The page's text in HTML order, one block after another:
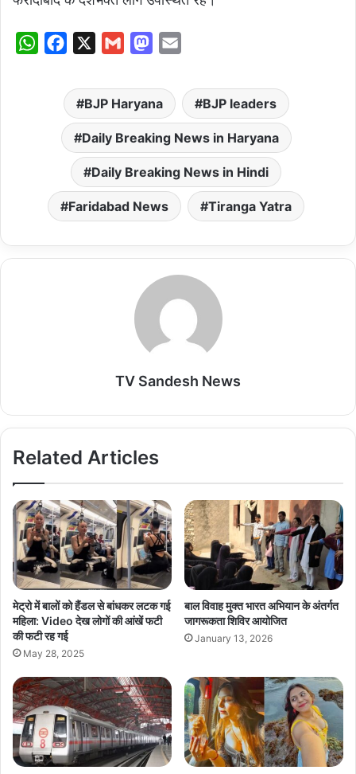
W
c
e
o
o
k
a
i
l
M
s
t
o
d
o
a
i
l
BJP Haryana BJP leaders
Daily Breaking News in Haryana
Daily Breaking News in Hindi
Faridabad News Tiranga Yatra
TV Sandesh News
Related Articles
मेट्रो में बालों को हैंडल से बांधकर लटक गई
महिला: Video देख लोगों की आंखें फटी
की फटी रह गई
May 28, 2025
बाल विवाह मुक्त भारत अभियान के अंतर्गत
जागरूकता शिविर आयोजित
January 13, 2026